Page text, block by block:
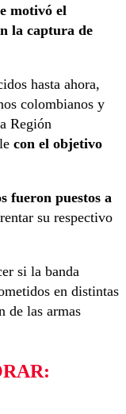
motivó el
la captura de
hasta ahora,
colombianos y
Región
con el objetivo
fueron puestos a
su respectivo
si la banda
en distintas
de las armas